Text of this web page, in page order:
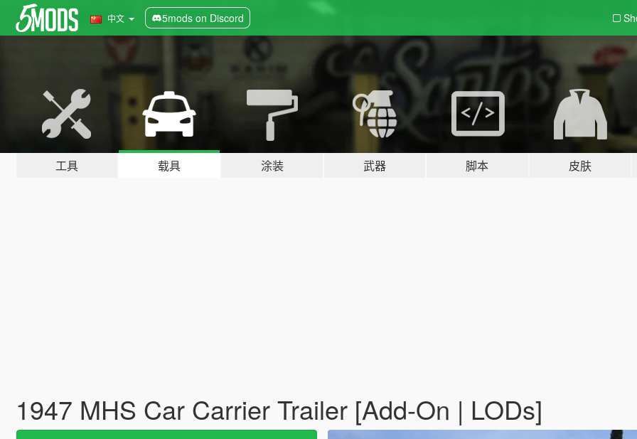
中文 5mods on Discord
工具 载具 涂装 武器 脚本 皮肤
1947 MHS Car Carrier Trailer [Add-On | LODs]